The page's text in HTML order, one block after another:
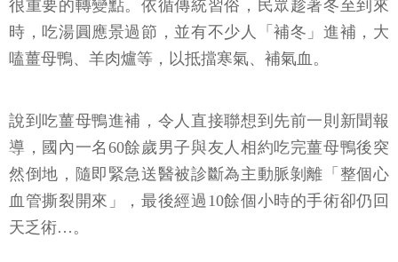
很重要的轉變點。依循傳統習俗，民眾趁著冬至到來
時，吃湯圓應景過節，並有不少人「補冬」進補，大
嗑薑母鴨、羊肉爐等，以抵擋寒氣、補氣血。
說到吃薑母鴨進補，令人直接聯想到先前一則新聞報
導，國內一名60餘歲男子與友人相約吃完薑母鴨後突
然倒地，隨即緊急送醫被診斷為主動脈剝離「整個心
血管撕裂開來」，最後經過10餘個小時的手術卻仍回
天乏術…。